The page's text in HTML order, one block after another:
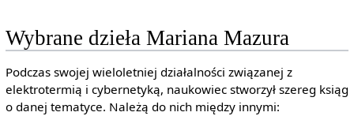
Wybrane dzieła Mariana Mazura
Podczas swojej wieloletniej działalności związanej z
elektrotermią i cybernetyką, naukowiec stworzył szereg ksiąg
o danej tematyce. Należą do nich między innymi: